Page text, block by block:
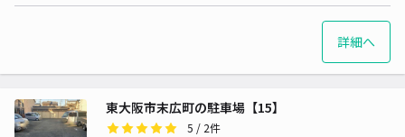
詳細へ
東大阪市末広町の駐車場【15】
5 / 2件